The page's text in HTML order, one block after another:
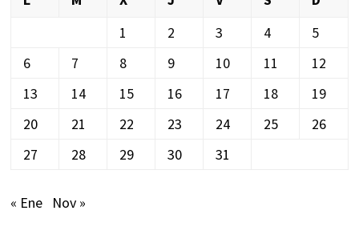
1
2 3 4
5
6
7 8 9 10 11
12
13
14 15 16 17 18
19
20
21 22 23 24 25
26
27
28 29 30 31
« Ene Nov »